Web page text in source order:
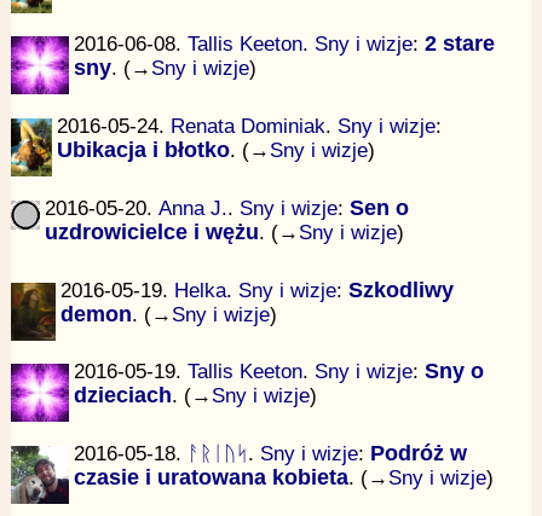
2016-06-08. Tallis Keeton. Sny i wizje: 2 stare
sny. (→ Sny i wizje)
2016-05-24. Renata Dominiak. Sny i wizje:
Ubikacja i błotko. (→ Sny i wizje)
2016-05-20. Anna J.. Sny i wizje: Sen o
uzdrowicielce i wężu. (→ Sny i wizje)
2016-05-19. Helka. Sny i wizje:Szkodliwy
demon. (→ Sny i wizje)
2016-05-19. Tallis Keeton. Sny i wizje: Sny o
dzieciach. (→ Sny i wizje)
2016-05-18. ᚨᚱᛁᚢᛋ. Sny i wizje: Podróż w
czasie i uratowana kobieta. (→ Sny i wizje)